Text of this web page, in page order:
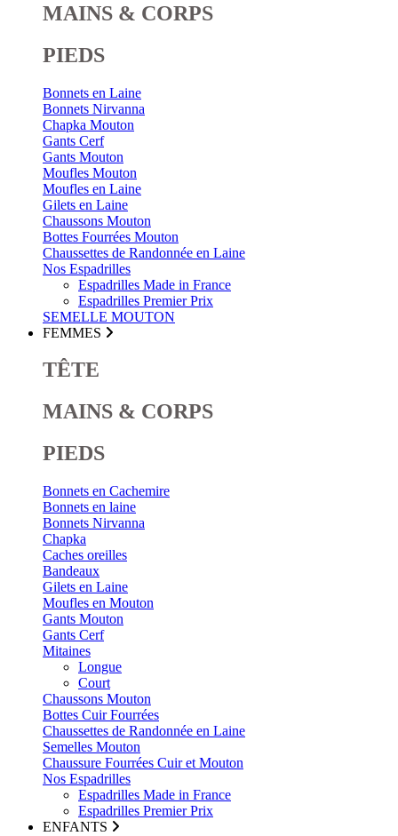
MAINS & CORPS
PIEDS
Bonnets en Laine
Bonnets Nirvanna
Chapka Mouton
Gants Cerf
Gants Mouton
Moufles Mouton
Moufles en Laine
Gilets en Laine
Chaussons Mouton
Bottes Fourrées Mouton
Chaussettes de Randonnée en Laine
Nos Espadrilles
Espadrilles Made in France
Espadrilles Premier Prix
SEMELLE MOUTON
FEMMES
TÊTE
MAINS & CORPS
PIEDS
Bonnets en Cachemire
Bonnets en laine
Bonnets Nirvanna
Chapka
Caches oreilles
Bandeaux
Gilets en Laine
Moufles en Mouton
Gants Mouton
Gants Cerf
Mitaines
Longue
Court
Chaussons Mouton
Bottes Cuir Fourrées
Chaussettes de Randonnée en Laine
Semelles Mouton
Chaussure Fourrées Cuir et Mouton
Nos Espadrilles
Espadrilles Made in France
Espadrilles Premier Prix
ENFANTS